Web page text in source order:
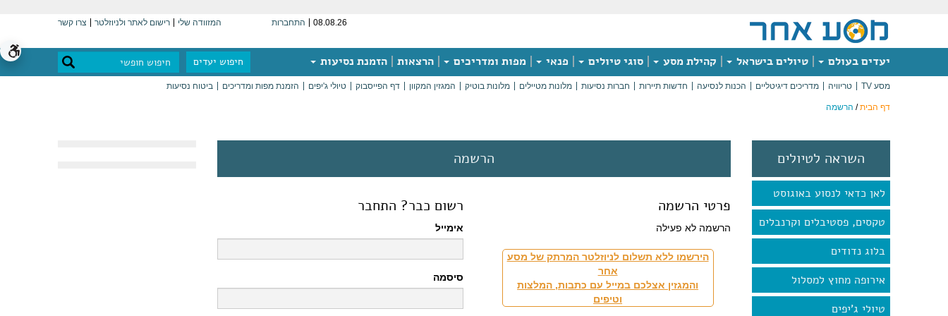
08.08.26 התחברות המזוודה שלי רישום לאתר ולניוזלטר צרו קשר
יעדים בעולם טיולים בישראל קהילת מסע סוגי טיולים פנאי מפות ומדריכים הרצאות הזמנת נסיעות חיפוש יעדים
מסע TV טריוויה מדריכים דיגיטליים הכנות לנסיעה חדשות תיירות חברות נסיעות מלונות מטיילים מלונות בוטיק המגזין המקוון דף הפייסבוק טיולי ג'יפים הזמנת מפות ומדריכים ביטוח נסיעות
דף הבית/ הרשמה
השראה לטיולים
לאן כדאי לנסוע באוגוסט
טקסים, פסטיבלים וקרנבלים
בלוג נדודים
אירופה מחוץ למסלול
טיולי ג'יפים
הרשמה
פרטי הרשמה
הרשמה לא פעילה
הירשמו ללא תשלום לניוזלטר המרתק של מסע
אחר
והמגזין אצלכם במייל עם כתבות, המלצות
וטיפים
רשום כבר? התחבר
אימייל
סיסמה